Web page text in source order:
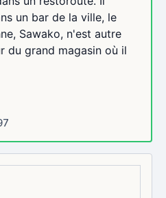
un bar de la ville, le
Sawako, n'est autre
du grand magasin où il